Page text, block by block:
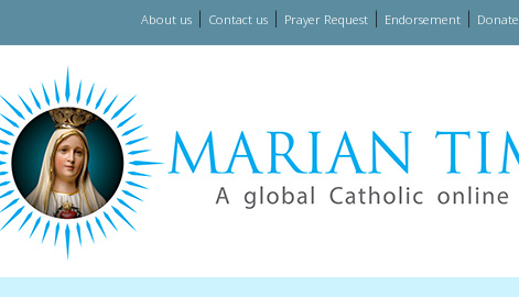
About us| Contact us| Prayer Request| Endorsement| Donate